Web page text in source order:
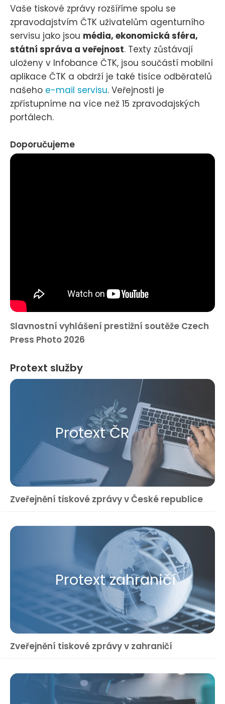
Vaše tiskové zprávy rozšíříme spolu se
zpravodajstvím ČTK uživatelům agenturního
servisu jako jsou média, ekonomická sféra,
státní správa a veřejnost. Texty zůstávají
uloženy v Infobance ČTK, jsou součástí mobilní
aplikace ČTK a obdrží je také tisíce odběratelů
našeho e-mail servisu. Veřejnosti je
zpřístupníme na více než 15 zpravodajských
portálech.
Doporučujeme
Slavnostní vyhlášení prestižní soutěže Czech
Press Photo 2026
Protext služby
Protext ČR
Zveřejnění tiskové zprávy v České republice
Protext zahraničí
Zveřejnění tiskové zprávy v zahraničí